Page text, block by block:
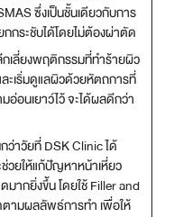
ซึ่งเป็นชั้นเดียวกับการ
กระชับได้โดยไม่ต้องผ่าตัด
เลี่ยงพฤติกรรมที่ทำร้ายผิว
ะเริ่มดูแลผิวด้วยหัตถการที่
อ่อนเยาว์ไว้ จะได้ผลดีกว่า
ว่าวัยที่ DSK Clinic ได้
วยให้แก้ปัญหาหน้าเหี่ยว
ากยิ่งขึ้น โดยใช้ Filler and
ามผลลัพธ์การทำ เพื่อให้